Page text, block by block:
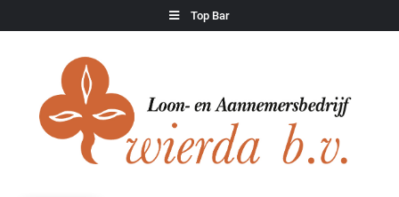
to
Top Bar